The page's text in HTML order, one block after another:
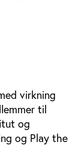
virkning
til
og
og Play the